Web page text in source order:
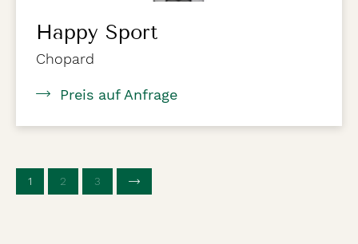
Happy Sport
Chopard
Preis auf Anfrage
1 (aktuelle Seite)
2 3